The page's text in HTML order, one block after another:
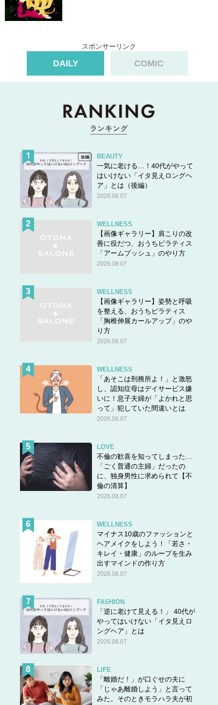
スポンサーリンク
DAILY COMIC
BEAUTY
一気に老ける…！40代がやって
はいけない「イタ見えロングヘ
ア」とは（後編）
2026.08.07
WELLNESS
【画像ギャラリー】肩こりの改
善に役だつ、おうちピラティス
「アームプッシュ」のやり方
2026.08.07
WELLNESS
【画像ギャラリー】姿勢と呼吸
を整える、おうちピラティス
「胸椎伸展カールアップ」のや
り方
2026.08.07
WELLNESS
「あそこは刑務所よ！」と激怒
し、認知症母はデイサービス嫌
いに！息子夫婦が「よかれと思
って」犯していた間違いとは
2026.08.07
LOVE
不倫の歓喜を知ってしまった…
「ごく普通の主婦」だったの
に、独身男性に求められて【不
倫の清算】
2026.08.07
WELLNESS
マイナス10歳のファッションと
ヘアメイクをしよう！「若さ・
キレイ・健康」のループを生み
出すマインドの作り方
2026.08.07
FASHION
「逆に老けて見える！」 40代が
やってはいけない「イタ見えロ
ングヘア」とは
2026.08.07
LIFE
「離婚だ！」が口ぐせの夫に
「じゃあ離婚しよう」と言って
みた。そのときモラハラ夫が初